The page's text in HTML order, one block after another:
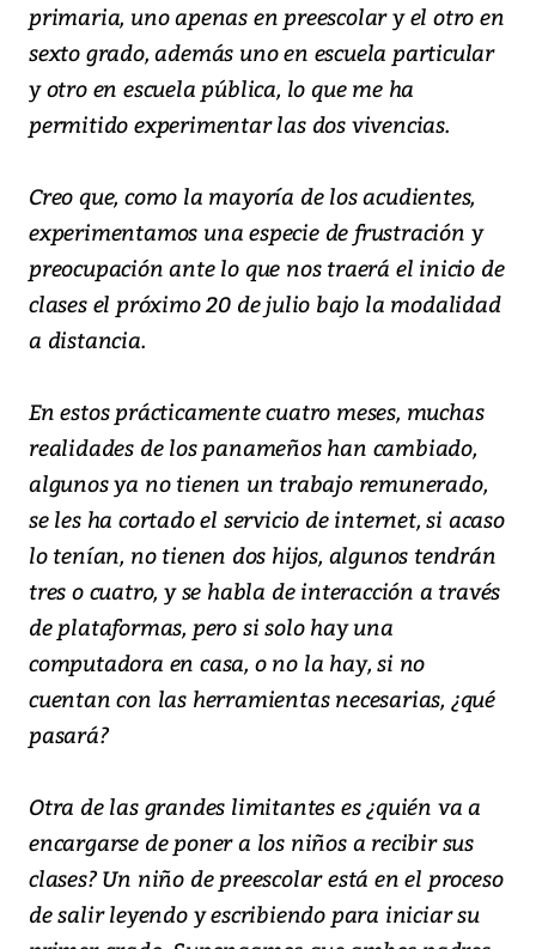
primaria, uno apenas en preescolar y el otro en
sexto grado, además uno en escuela particular
y otro en escuela pública, lo que me ha
permitido experimentar las dos vivencias.
Creo que, como la mayoría de los acudientes,
experimentamos una especie de frustración y
preocupación ante lo que nos traerá el inicio de
clases el próximo 20 de julio bajo la modalidad
a distancia.
En estos prácticamente cuatro meses, muchas
realidades de los panameños han cambiado,
algunos ya no tienen un trabajo remunerado,
se les ha cortado el servicio de internet, si acaso
lo tenían, no tienen dos hijos, algunos tendrán
tres o cuatro, y se habla de interacción a través
de plataformas, pero si solo hay una
computadora en casa, o no la hay, si no
cuentan con las herramientas necesarias, ¿qué
pasará?
Otra de las grandes limitantes es ¿quién va a
encargarse de poner a los niños a recibir sus
clases? Un niño de preescolar está en el proceso
de salir leyendo y escribiendo para iniciar su